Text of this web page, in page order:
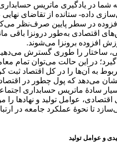
شما در یادگیری ماتریس
داده- ستانده از تقاضای نهایی
در سطر پایین صرف‌نظر
اقتصادی به‌طور درونزا باقی
افزوده برونزا می‌شوند.
ساختار را طوری گسترش
در این حالت می‌توان تمام
به آن‌ها را در کل اقتصاد ثبت
می‌دهد که پول چطور در
سادۀ ماتریس حسابداری
عوامل تولید و نهادها را
تا نحوۀ عملکرد جامعه در
و عوامل تولید